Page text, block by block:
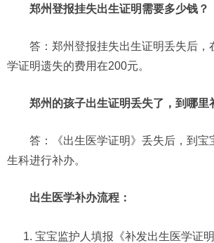
郑州登报挂失出生证明需要多少钱？
答：郑州登报挂失出生证明丢失后，
学证明遗失的费用在200元。
郑州的孩子出生证明丢失了，到哪里
答：《出生医学证明》丢失后，到宝
生科进行补办。
出生医学补办流程：
宝宝监护人填报《补发出生医学证明